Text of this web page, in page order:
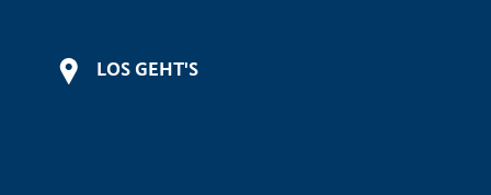
LOS GEHT'S